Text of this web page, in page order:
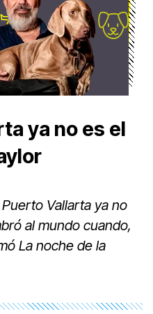
ya no es el
Puerto Vallarta ya no
al mundo cuando,
La noche de la